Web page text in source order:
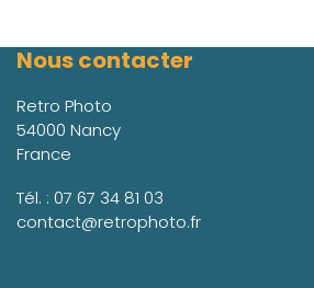
Nous contacter
Retro Photo
54000 Nancy
France
Tél. : 07 67 34 81 03
contact@retrophoto.fr